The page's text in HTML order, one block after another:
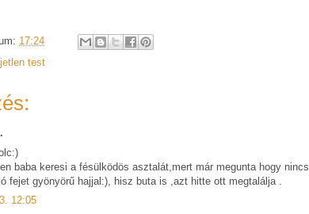
17:24
test
baba keresi a fésülködös asztalát,mert már megunta hogy nincs
fejet gyönyörű hajjal:), hisz buta is ,azt hitte ott megtalálja .
12:05